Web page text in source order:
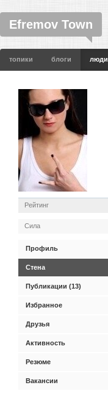
Efremov Town
топики блоги люди
Рейтинг
Сила
Профиль
Стена
Публикации (13)
Избранное
Друзья
Активность
Резюме
Вакансии